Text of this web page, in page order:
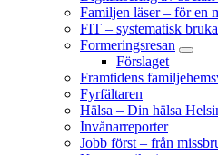
Familjen läser – för en
FIT – systematisk
Formeringsresan
Förslaget
Framtidens
Fyrfältaren
Hälsa – Din hälsa
Invånarreporter
Jobb först – från